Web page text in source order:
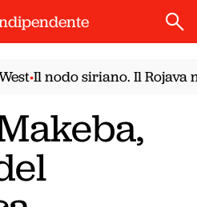
•Il nodo siriano. Il Rojava nel